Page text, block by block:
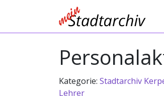
Kategorie: Stadtarchiv
Lehrer